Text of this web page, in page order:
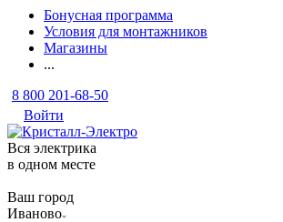
Бонусная программа
Условия для монтажников
Магазины
...
8 800 201-68-50
Войти
Вся электрика
в одном месте
Ваш город
Иваново